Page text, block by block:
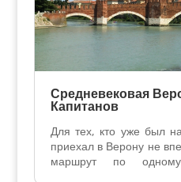
Средневековая
Капитанов
Для тех, кто уже был
приехал в Верону не
маршрут по одному